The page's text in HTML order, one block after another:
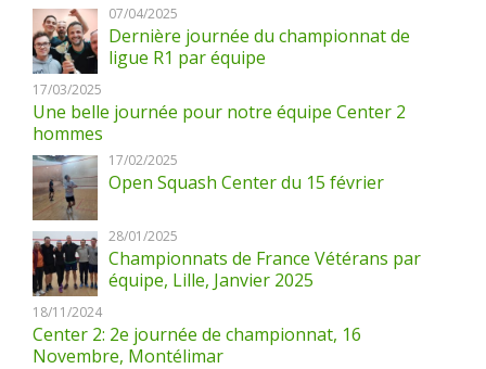
07/04/2025
Dernière journée du championnat de
ligue R1 par équipe
17/03/2025
Une belle journée pour notre équipe Center 2
hommes
17/02/2025
Open Squash Center du 15 février
28/01/2025
Championnats de France Vétérans par
équipe, Lille, Janvier 2025
18/11/2024
Center 2: 2e journée de championnat, 16
Novembre, Montélimar